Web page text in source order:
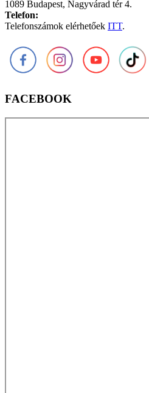
1089 Budapest, Nagyvárad tér 4.
Telefon:
Telefonszámok elérhetőek ITT.
FACEBOOK